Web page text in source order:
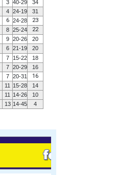
3 40-29
34
4 24-19
31
6 24-28 23
8 25-24 22
9 20-26
20
6 21-19
20
7 15-22
18
7 20-29
16
7 20-31 16
11 15-28
14
11 14-26
10
13 14-45 4